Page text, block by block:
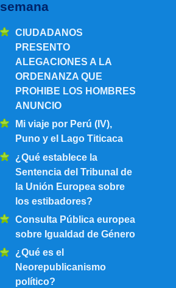
semana
CIUDADANOS
PRESENTO
ALEGACIONES A LA
ORDENANZA QUE
PROHIBE LOS HOMBRES
ANUNCIO
Mi viaje por Perú (IV),
Puno y el Lago Titicaca
¿Qué establece la
Sentencia del Tribunal de
la Unión Europea sobre
los estibadores?
Consulta Pública europea
sobre Igualdad de Género
¿Qué es el
Neorepublicanismo
político?